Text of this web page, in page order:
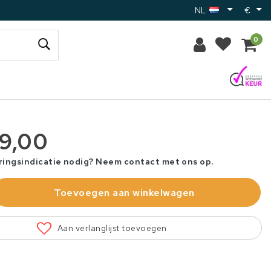
NL €
0
nodig? Neem contact met ons op.
Toevoegen aan winkelwagen
Aan verlanglijst toevoegen